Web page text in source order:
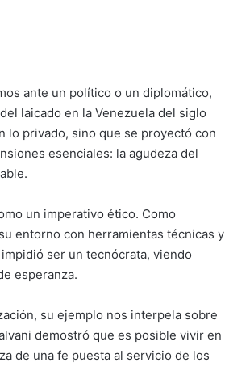
ante un político o un diplomático,
laicado en la Venezuela del siglo
lo privado, sino que se proyectó con
esenciales: la agudeza del
un imperativo ético. Como
entorno con herramientas técnicas y
ser un tecnócrata, viendo
esperanza.
su ejemplo nos interpela sobre
demostró que es posible vivir en
de una fe puesta al servicio de los